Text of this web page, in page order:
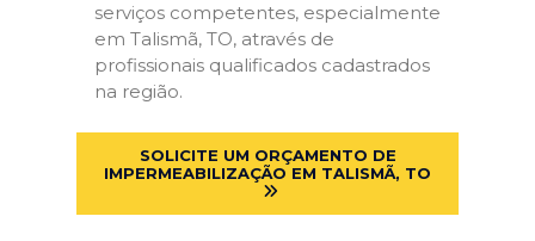
serviços competentes, especialmente
em Talismã, TO, através de
profissionais qualificados cadastrados
na região.
SOLICITE UM ORÇAMENTO DE
IMPERMEABILIZAÇÃO EM TALISMÃ, TO